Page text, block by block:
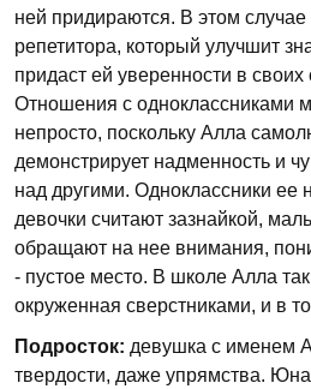
ней придираются. В этом случае
репетитора, который улучшит
придаст ей уверенности в своих
Отношения с одноклассниками
непросто, поскольку Алла
демонстрирует надменность и
над другими. Одноклассники ее
девочки считают зазнайкой,
обращают на нее внимания,
- пустое место. В школе Алла
окруженная сверстниками, и в
Подросток: девушка с именем
твердости, даже упрямства.